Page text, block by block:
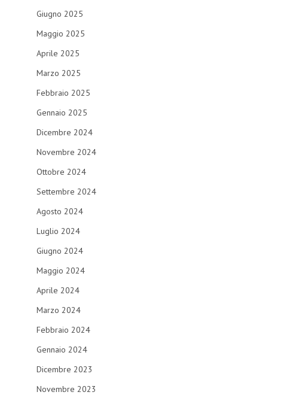
Giugno 2025
Maggio 2025
Aprile 2025
Marzo 2025
Febbraio 2025
Gennaio 2025
Dicembre 2024
Novembre 2024
Ottobre 2024
Settembre 2024
Agosto 2024
Luglio 2024
Giugno 2024
Maggio 2024
Aprile 2024
Marzo 2024
Febbraio 2024
Gennaio 2024
Dicembre 2023
Novembre 2023